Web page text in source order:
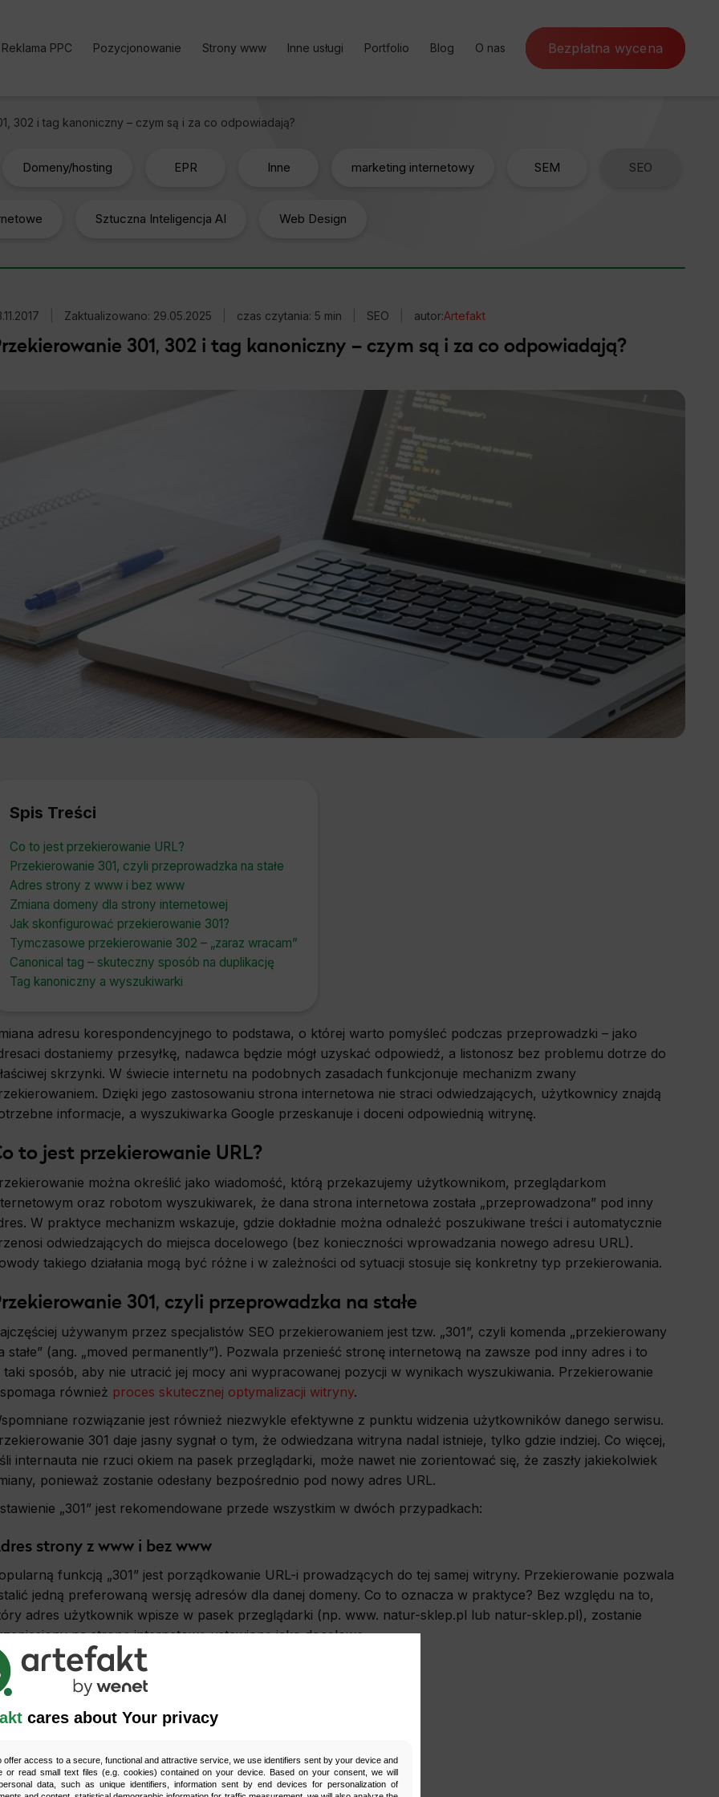
cares about Your privacy
offer access to a secure, functional and attractive service, we use identifiers sent by your device and
or read small text files (e.g. cookies) contained on your device. Based on your consent, we will
data, such as unique identifiers, information sent by end devices for personalization of
Reklama PPC
Google Ads cennik
Reklama TikTok Ads
Reklama Microsoft Ads
Ads
Pozycjonowanie
Pozycjonowanie lokalne
Pozycjonowanie marki
Usługi SEO
Strony www Inne usługi
Content Marketing
Social media marketing
Portfolio Blog
Słownik SEO
O nas Bezpłatna wycena
302 i tag kanoniczny – czym są i za co odpowiadają?
Domeny/hosting EPR Inne marketing internetowy SEM SEO
Sztuczna Inteligencja AI Web Design
Zaktualizowano: 29.05.2025 czas czytania: 5 min SEO autor:Artefakt
301, 302 i tag kanoniczny – czym są i za co odpowiadają?
Spis Treści
Co to jest przekierowanie URL?
Przekierowanie 301, czyli przeprowadzka na stałe
Adres strony z www i bez www
Zmiana domeny dla strony internetowej
Jak skonfigurować przekierowanie 301?
Tymczasowe przekierowanie 302 – „zaraz wracam”
Canonical tag – skuteczny sposób na duplikację
Tag kanoniczny a wyszukiwarki
adresu korespondencyjnego to podstawa, o której warto pomyśleć podczas przeprowadzki – jako
dostaniemy przesyłkę, nadawca będzie mógł uzyskać odpowiedź, a listonosz bez problemu dotrze do
skrzynki. W świecie internetu na podobnych zasadach funkcjonuje mechanizm zwany
Dzięki jego zastosowaniu strona internetowa nie straci odwiedzających, użytkownicy znajdą
informacje, a wyszukiwarka Google przeskanuje i doceni odpowiednią witrynę.
to jest przekierowanie URL?
można określić jako wiadomość, którą przekazujemy użytkownikom, przeglądarkom
oraz robotom wyszukiwarek, że dana strona internetowa została „przeprowadzona” pod inny
W praktyce mechanizm wskazuje, gdzie dokładnie można odnaleźć poszukiwane treści i automatycznie
odwiedzających do miejsca docelowego (bez konieczności wprowadzania nowego adresu URL).
takiego działania mogą być różne i w zależności od sytuacji stosuje się konkretny typ przekierowania.
301, czyli przeprowadzka na stałe
używanym przez specjalistów SEO przekierowaniem jest tzw. „301”, czyli komenda „przekierowany
stałe” (ang. „moved permanently”). Pozwala przenieść stronę internetową na zawsze pod inny adres i to
taki sposób, aby nie utracić jej mocy ani wypracowanej pozycji w wynikach wyszukiwania. Przekierowanie
również proces skutecznej optymalizacji witryny.
rozwiązanie jest również niezwykle efektywne z punktu widzenia użytkowników danego serwisu.
301 daje jasny sygnał o tym, że odwiedzana witryna nadal istnieje, tylko gdzie indziej. Co więcej,
internauta nie rzuci okiem na pasek przeglądarki, może nawet nie zorientować się, że zaszły jakiekolwiek
ponieważ zostanie odesłany bezpośrednio pod nowy adres URL.
„301” jest rekomendowane przede wszystkim w dwóch przypadkach:
strony z www i bez www
funkcją „301” jest porządkowanie URL-i prowadzących do tej samej witryny. Przekierowanie pozwala
jedną preferowaną wersję adresów dla danej domeny. Co to oznacza w praktyce? Bez względu na to,
adres użytkownik wpisze w pasek przeglądarki (np. www. natur-sklep.pl lub natur-sklep.pl), zostanie
na stronę internetową ustawioną jako docelową.